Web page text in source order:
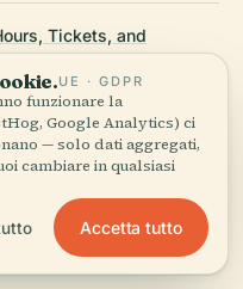
Tickets, and
Gem, 2024,
Tickets, and
2024, Helsinki City
UE · GDPR
funzionare la
Google Analytics) ci
— solo dati aggregati,
cambiare in qualsiasi
Accetta tutto